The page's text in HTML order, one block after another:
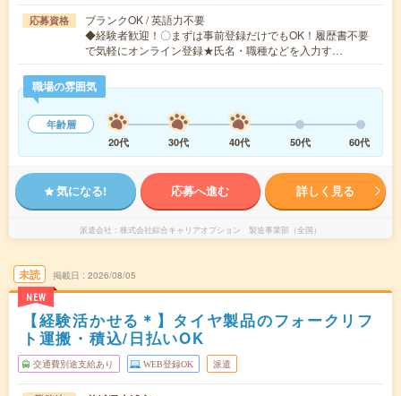
応募資格
ブランクOK / 英語力不要
◆経験者歓迎！〇まずは事前登録だけでもOK！履歴書不要
で気軽にオンライン登録★氏名・職種などを入力す…
職場の雰囲気
年齢層
20代
30代 40代 50代 60代
気になる! 応募へ進む 詳しく見る
派遣会社 株式会社綜合キャリアオプション 製造事業部（全国）
未読
NEW
掲載日 2026/08/05
【経験活かせる＊】タイヤ製品のフォークリフ
ト運搬・積込/日払いOK
交通費別途支給あり WEB登録OK 派遣